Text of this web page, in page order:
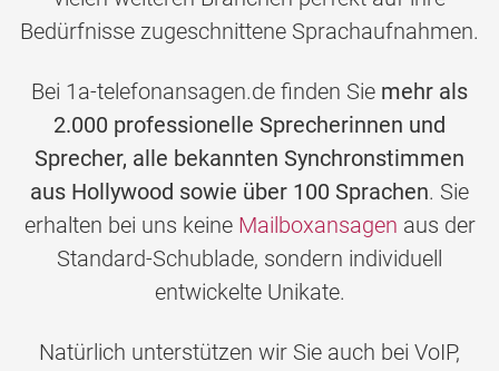
Bedürfnisse zugeschnittene Sprachaufnahmen.
Bei 1a-telefonansagen.de finden Sie mehr als
2.000 professionelle Sprecherinnen und
Sprecher, alle bekannten Synchronstimmen
aus Hollywood sowie über 100 Sprachen. Sie
erhalten bei uns keine Mailboxansagen aus der
Standard-Schublade, sondern individuell
entwickelte Unikate.
Natürlich unterstützen wir Sie auch bei VoIP,